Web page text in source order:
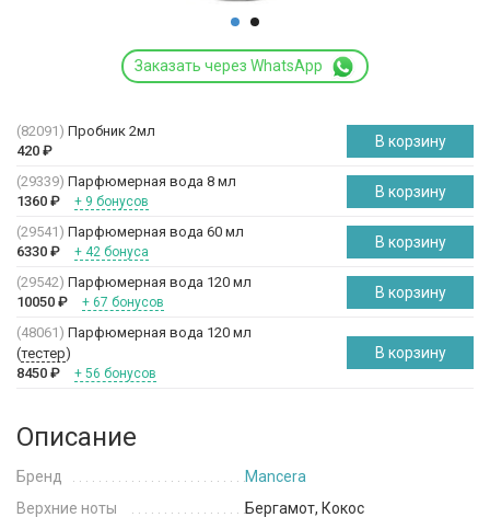
Заказать через WhatsApp
(82091) Пробник 2мл
420 ₽
В корзину
(29339) Парфюмерная вода 8 мл
1360 ₽ + 9 бонусов
В корзину
(29541) Парфюмерная вода 60 мл
6330 ₽ + 42 бонуса
В корзину
(29542) Парфюмерная вода 120 мл
10050 ₽ + 67 бонусов
В корзину
(48061) Парфюмерная вода 120 мл
(тестер)
8450 ₽ + 56 бонусов
В корзину
Описание
Бренд
Mancera
Верхние ноты
Бергамот, Кокос